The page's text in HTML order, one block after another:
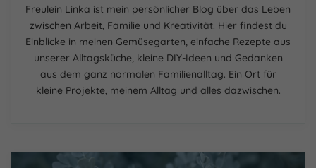
Freulein Linka ist mein persönlicher Blog über das Leben
zwischen Arbeit, Familie und Kreativität. Hier findest du
Einblicke in meinen Gemüsegarten, einfache Rezepte aus
unserer Alltagsküche, kleine DIY-Ideen und Gedanken
aus dem ganz normalen Familienalltag. Ein Ort für
kleine Projekte, meinem Alltag und alles dazwischen.